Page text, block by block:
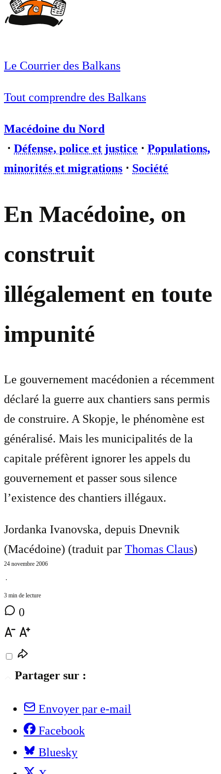
Le Courrier des Balkans
Tout comprendre des Balkans
Macédoine du Nord
⋅ Défense, police et justice ⋅ Populations,
minorités et migrations ⋅ Société
En Macédoine, on
construit
illégalement en toute
impunité
Le gouvernement macédonien a récemment
déclaré la guerre aux chantiers sans permis
de construire. A Skopje, le phénomène est
généralisé. Mais les municipalités de la
capitale préfèrent ignorer les appels du
gouvernement et passer sous silence
l’existence des chantiers illégaux.
Jordanka Ivanovska, depuis Dnevnik
(Macédoine) (traduit par Thomas Claus)
24 novembre 2006
⋅
3 min de lecture
0
Partager sur :
Envoyer par e-mail
Facebook
Bluesky